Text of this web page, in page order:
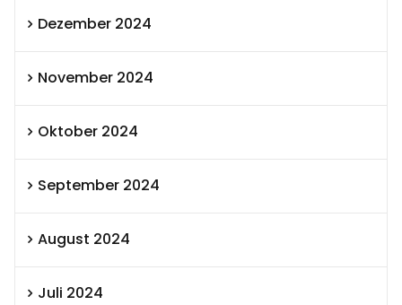
Dezember 2024
November 2024
Oktober 2024
September 2024
August 2024
Juli 2024